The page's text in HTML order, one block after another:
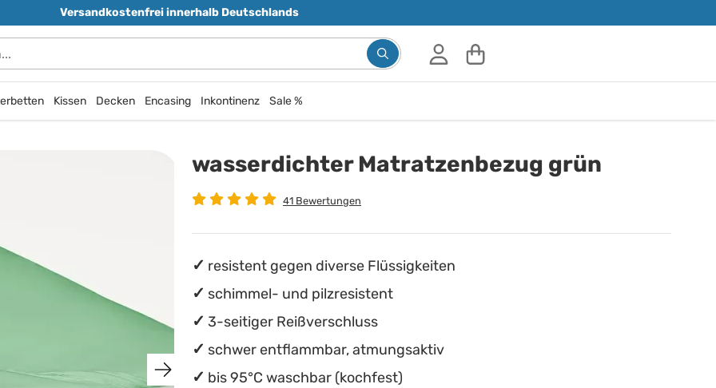
Versandkostenfrei innerhalb Deutschlands
Kissen Decken Encasing Inkontinenz Sale %
wasserdichter Matratzenbezug grün
41 Bewertungen
resistent gegen diverse Flüssigkeiten
schimmel- und pilzresistent
3-seitiger Reißverschluss
schwer entflammbar, atmungsaktiv
bis 95°C waschbar (kochfest)